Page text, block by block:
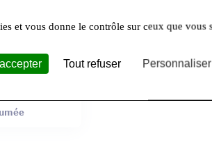
et vous donne le contrôle sur ceux que vous
Tout refuser Personnaliser